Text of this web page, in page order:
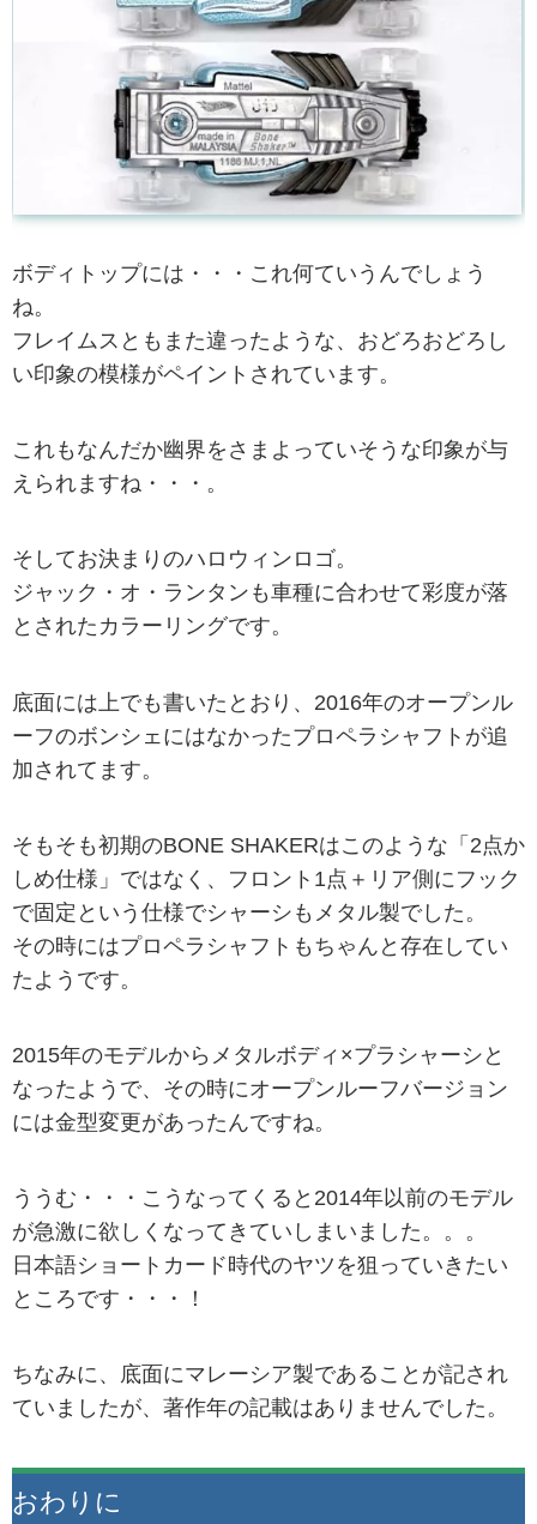
ボディトップには・・・これ何ていうんでしょう
ね。
フレイムスともまた違ったような、おどろおどろし
い印象の模様がペイントされています。
これもなんだか幽界をさまよっていそうな印象が与
えられますね・・・。
そしてお決まりのハロウィンロゴ。
ジャック・オ・ランタンも車種に合わせて彩度が落
とされたカラーリングです。
底面には上でも書いたとおり、2016年のオープンル
ーフのボンシェにはなかったプロペラシャフトが追
加されてます。
そもそも初期のBONE SHAKERはこのような「2点か
しめ仕様」ではなく、フロント1点＋リア側にフック
で固定という仕様でシャーシもメタル製でした。
その時にはプロペラシャフトもちゃんと存在してい
たようです。
2015年のモデルからメタルボディ×プラシャーシと
なったようで、その時にオープンルーフバージョン
には金型変更があったんですね。
ううむ・・・こうなってくると2014年以前のモデル
が急激に欲しくなってきていしまいました。。。
日本語ショートカード時代のヤツを狙っていきたい
ところです・・・！
ちなみに、底面にマレーシア製であることが記され
ていましたが、著作年の記載はありませんでした。
おわりに